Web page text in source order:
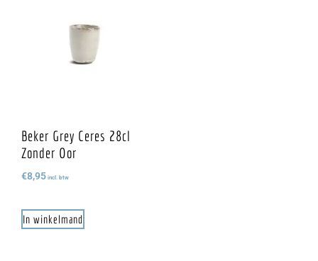
Beker Grey Ceres 28cl
Zonder Oor
€8,95 incl. btw
In winkelmand